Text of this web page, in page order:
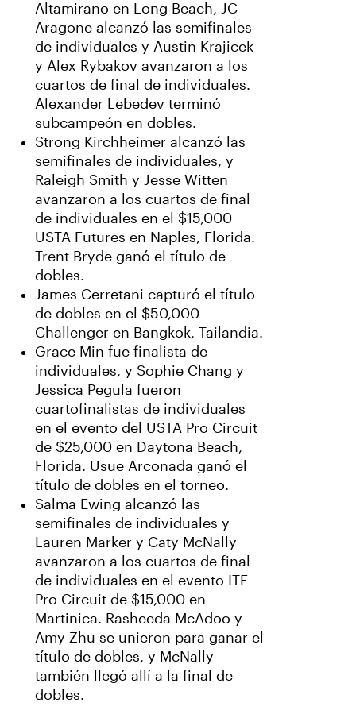
Altamirano en Long Beach, JC
Aragone alcanzó las semifinales
de individuales y Austin Krajicek
y Alex Rybakov avanzaron a los
cuartos de final de individuales.
Alexander Lebedev terminó
subcampeón en dobles.
Strong Kirchheimer alcanzó las
semifinales de individuales, y
Raleigh Smith y Jesse Witten
avanzaron a los cuartos de final
de individuales en el $15,000
USTA Futures en Naples, Florida.
Trent Bryde ganó el título de
dobles.
James Cerretani capturó el título
de dobles en el $50,000
Challenger en Bangkok, Tailandia.
Grace Min fue finalista de
individuales, y Sophie Chang y
Jessica Pegula fueron
cuartofinalistas de individuales
en el evento del USTA Pro Circuit
de $25,000 en Daytona Beach,
Florida. Usue Arconada ganó el
título de dobles en el torneo.
Salma Ewing alcanzó las
semifinales de individuales y
Lauren Marker y Caty McNally
avanzaron a los cuartos de final
de individuales en el evento ITF
Pro Circuit de $15,000 en
Martinica. Rasheeda McAdoo y
Amy Zhu se unieron para ganar el
título de dobles, y McNally
también llegó allí a la final de
dobles.